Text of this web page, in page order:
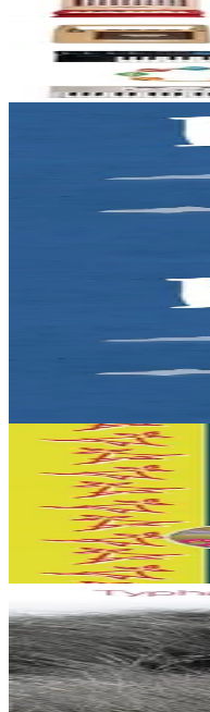
Collector - CD
De brocantes en vide-
En stock15,00 €
Kan ar Bed - CD
Liza vit dans les Monts
Kan ar Bed - Livre-
Liza vit dans les Monts
3 ans et plus
Trouz didrouz
Un CD sur les bruits de la
En stock27,00 €
Épuisé
Paker prod
Gouloù mil steredenn